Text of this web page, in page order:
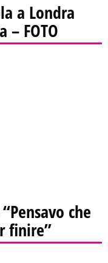
a Londra
FOTO
che
finire”